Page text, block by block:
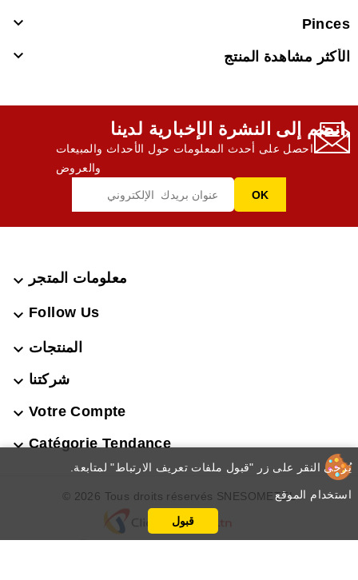
Pinces

الأكثر مشاهدة المنتج 
انضم إلى النشرة الإخبارية لدينا,
احصل على أحدث المعلومات حول الأحداث والمبيعات
والعروض
معلومات المتجر 
Follow Us

المنتجات 
شركتنا 
Votre Compte

Catégorie Tendance

استخدام الموقع
قبول
© 2026 Tous droits réservés SNESOMETEL